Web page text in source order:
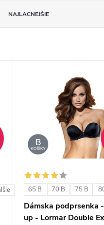
NAJLACNEJŠIE
65 B 70 B 75 B
Dámska podprsenka
up - Lormar Double